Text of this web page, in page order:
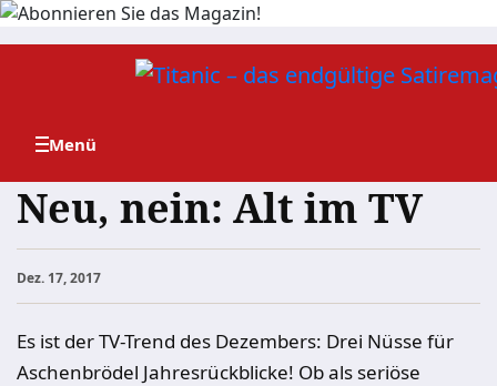
Zum
Neu, nein: Alt im TV
Dez. 17, 2017
Es ist der TV-Trend des Dezembers: Drei Nüsse für
Aschenbrödel Jahresrückblicke! Ob als seriöse